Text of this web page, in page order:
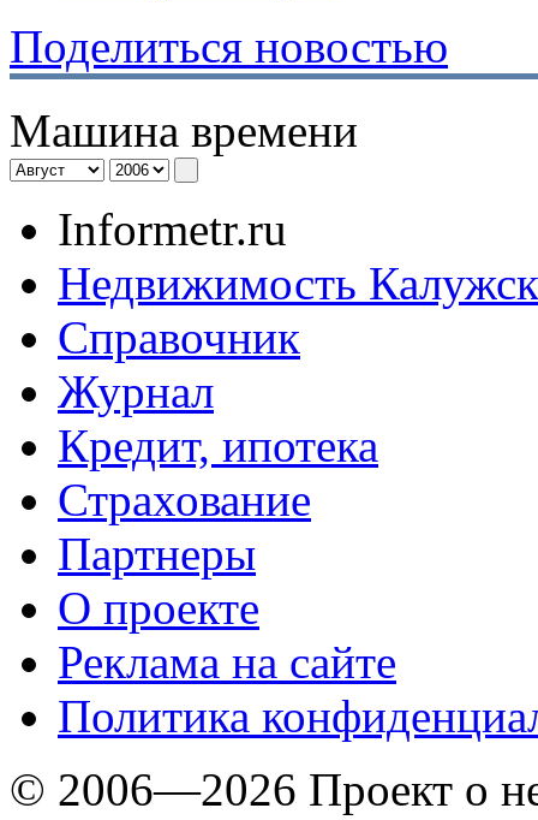
Поделиться новостью
Машина времени
Informetr.ru
Недвижимость
Справочник
Журнал
Кредит, ипотека
Страхование
Партнеры
O проекте
Реклама на сайте
Политика
© 2006—2026 Проект о